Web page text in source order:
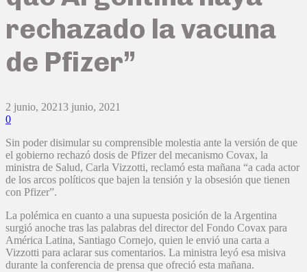
rechazado la vacuna
de Pfizer”
2 junio, 20213 junio, 2021
0
Sin poder disimular su comprensible molestia ante la versión de que
el gobierno rechazó dosis de Pfizer del mecanismo Covax, la
ministra de Salud, Carla Vizzotti, reclamó esta mañana “a cada actor
de los arcos políticos que bajen la tensión y la obsesión que tienen
con Pfizer”.
La polémica en cuanto a una supuesta posición de la Argentina
surgió anoche tras las palabras del director del Fondo Covax para
América Latina, Santiago Cornejo, quien le envió una carta a
Vizzotti para aclarar sus comentarios. La ministra leyó esa misiva
durante la conferencia de prensa que ofreció esta mañana.